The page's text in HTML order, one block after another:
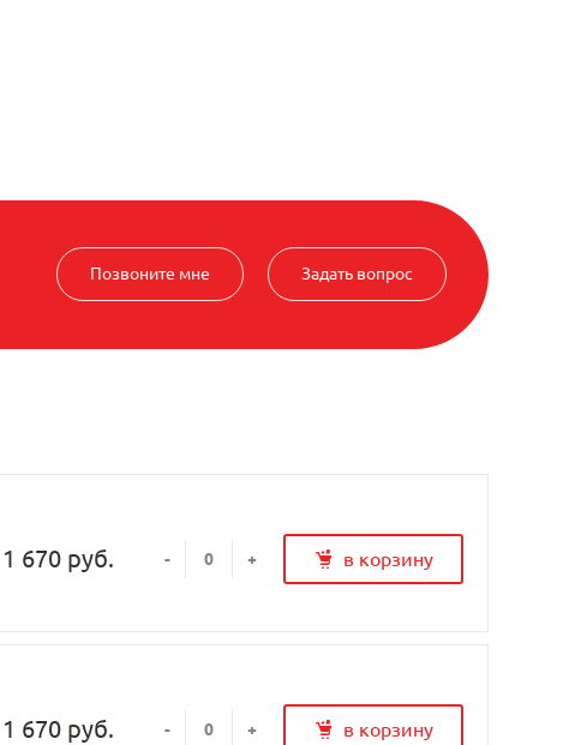
Позвоните мне Задать вопрос
1 670 руб. - + в корзину
1 670 руб. - + в корзину